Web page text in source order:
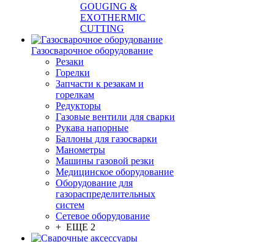
GOUGING &
EXOTHERMIC
CUTTING
Газосварочное оборудование
Резаки
Горелки
Запчасти к резакам и
горелкам
Редукторы
Газовые вентили для сварки
Рукава напорные
Баллоны для газосварки
Манометры
Машины газовой резки
Медицинское оборудование
Оборудование для
газораспределительных
систем
Сетевое оборудование
+ ЕЩЕ 2